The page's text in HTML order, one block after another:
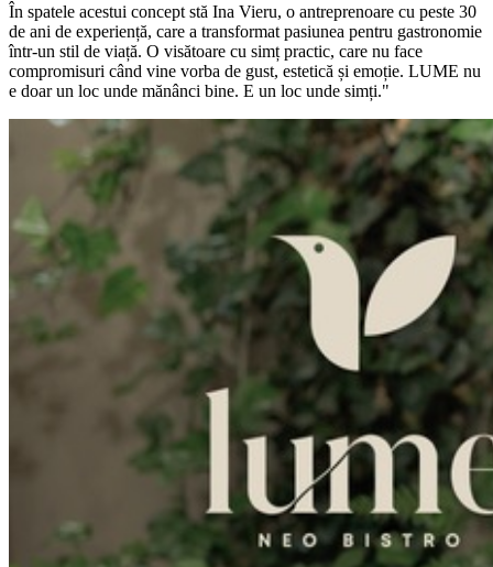
În spatele acestui concept stă Ina Vieru, o antreprenoare cu peste 30
de ani de experiență, care a transformat pasiunea pentru gastronomie
într-un stil de viață. O visătoare cu simț practic, care nu face
compromisuri când vine vorba de gust, estetică și emoție. LUME nu
e doar un loc unde mănânci bine. E un loc unde simți."